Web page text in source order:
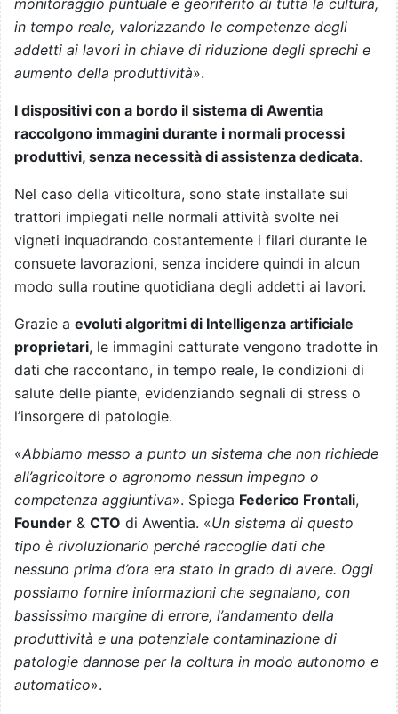
monitoraggio puntuale e georiferito di tutta la cultura,
in tempo reale, valorizzando le competenze degli
addetti ai lavori in chiave di riduzione degli sprechi e
aumento della produttività».
I dispositivi con a bordo il sistema di Awentia
raccolgono immagini durante i normali processi
produttivi, senza necessità di assistenza dedicata.
Nel caso della viticoltura, sono state installate sui
trattori impiegati nelle normali attività svolte nei
vigneti inquadrando costantemente i filari durante le
consuete lavorazioni, senza incidere quindi in alcun
modo sulla routine quotidiana degli addetti ai lavori.
Grazie a evoluti algoritmi di Intelligenza artificiale
proprietari, le immagini catturate vengono tradotte in
dati che raccontano, in tempo reale, le condizioni di
salute delle piante, evidenziando segnali di stress o
l’insorgere di patologie.
«Abbiamo messo a punto un sistema che non richiede
all’agricoltore o agronomo nessun impegno o
competenza aggiuntiva». Spiega Federico Frontali,
Founder & CTO di Awentia. «Un sistema di questo
tipo è rivoluzionario perché raccoglie dati che
nessuno prima d’ora era stato in grado di avere. Oggi
possiamo fornire informazioni che segnalano, con
bassissimo margine di errore, l’andamento della
produttività e una potenziale contaminazione di
patologie dannose per la coltura in modo autonomo e
automatico».